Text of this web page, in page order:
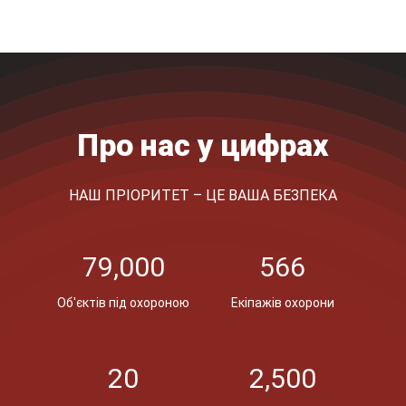
Про нас у цифрах
НАШ ПРІОРИТЕТ – ЦЕ ВАША БЕЗПЕКА
79,000
Об'єктів під охороною
566
Екіпажів охорони
20 2,500